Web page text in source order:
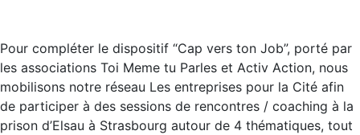
Pour compléter le dispositif “Cap vers ton Job”, porté par
les associations Toi Meme tu Parles et Activ Action, nous
mobilisons notre réseau Les entreprises pour la Cité afin
de participer à des sessions de rencontres / coaching à la
prison d’Elsau à Strasbourg autour de 4 thématiques, tout